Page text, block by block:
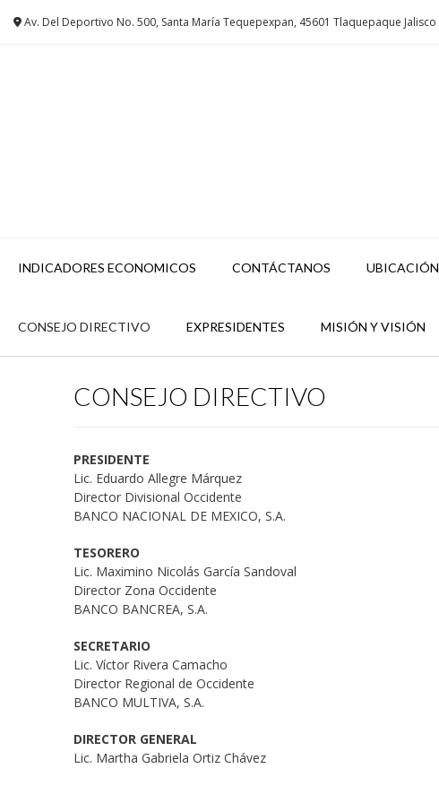
Av. Del Deportivo No. 500, Santa María Tequepexpan, 45601 Tlaquepaque Jalisco
INDICADORES ECONOMICOS CONTÁCTANOS UBICACIÓN
CONSEJO DIRECTIVO EXPRESIDENTES MISIÓN Y VISIÓN
CONSEJO DIRECTIVO
PRESIDENTE
Lic. Eduardo Allegre Márquez
Director Divisional Occidente
BANCO NACIONAL DE MEXICO, S.A.
TESORERO
Lic. Maximino Nicolás García Sandoval
Director Zona Occidente
BANCO BANCREA, S.A.
SECRETARIO
Lic. Víctor Rivera Camacho
Director Regional de Occidente
BANCO MULTIVA, S.A.
DIRECTOR GENERAL
Lic. Martha Gabriela Ortiz Chávez